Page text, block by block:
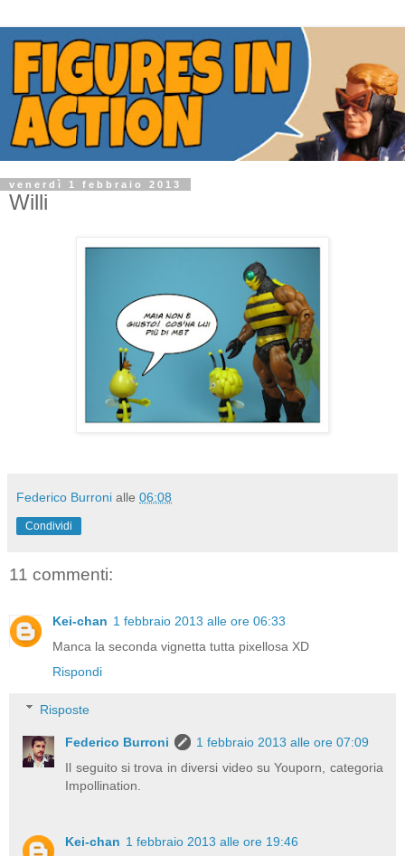
venerdì 1 febbraio 2013
Willi
Federico Burroni alle 06:08
Condividi
11 commenti:
Kei-chan 1 febbraio 2013 alle ore 06:33
Manca la seconda vignetta tutta pixellosa XD
Rispondi
Risposte
Federico Burroni
1 febbraio 2013 alle ore 07:09
Il seguito si trova in diversi video su Youporn, categoria
Impollination.
Kei-chan 1 febbraio 2013 alle ore 19:46